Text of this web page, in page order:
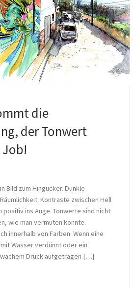
die
der Tonwert
Bild zum Hingucker. Dunkle
Kontraste zwischen Hell
positiv ins Auge. Tonwerte sind nicht
wie man vermuten könnte.
innerhalb von Farben. Wenn eine
Wasser verdünnt oder ein
Druck aufgetragen […]